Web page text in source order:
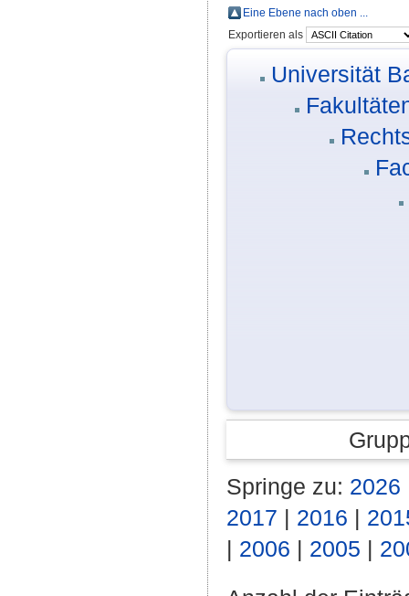
Eine Ebene nach oben ...
Exportieren als
Universität
Springe zu: 2026
2017 | 2016 |
| 2006 | 2005 |